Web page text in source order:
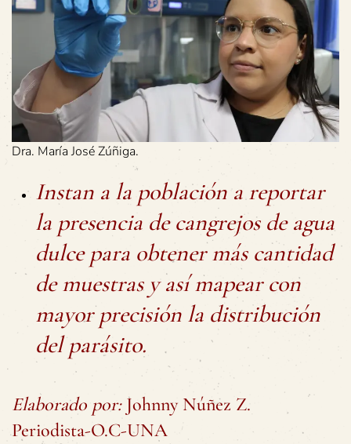
Dra. María José Zúñiga.
Instan a la población a reportar
la presencia de cangrejos de agua
dulce para obtener más cantidad
de muestras y así mapear con
mayor precisión la distribución
del parásito.
Elaborado por:Johnny Núñez Z.
Periodista-O.C-UNA